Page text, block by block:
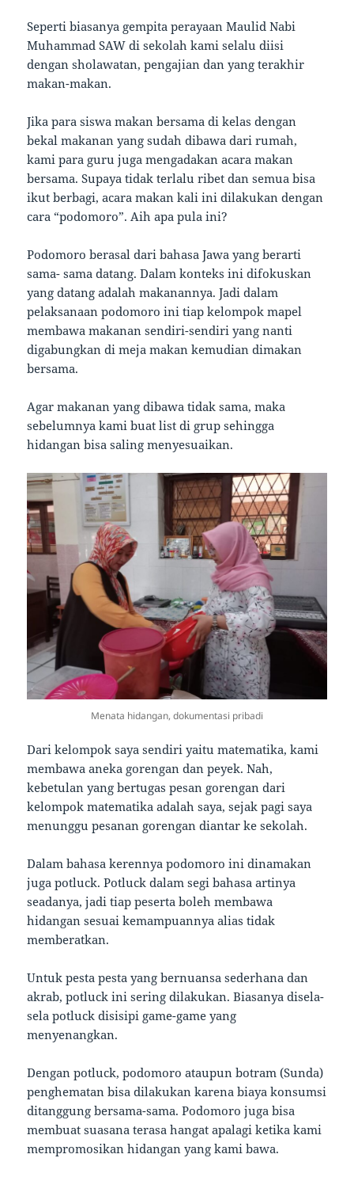
Seperti biasanya gempita perayaan Maulid Nabi
Muhammad SAW di sekolah kami selalu diisi
dengan sholawatan, pengajian dan yang terakhir
makan-makan.
Jika para siswa makan bersama di kelas dengan
bekal makanan yang sudah dibawa dari rumah,
kami para guru juga mengadakan acara makan
bersama. Supaya tidak terlalu ribet dan semua bisa
ikut berbagi, acara makan kali ini dilakukan dengan
cara “podomoro”. Aih apa pula ini?
Podomoro berasal dari bahasa Jawa yang berarti
sama- sama datang. Dalam konteks ini difokuskan
yang datang adalah makanannya. Jadi dalam
pelaksanaan podomoro ini tiap kelompok mapel
membawa makanan sendiri-sendiri yang nanti
digabungkan di meja makan kemudian dimakan
bersama.
Agar makanan yang dibawa tidak sama, maka
sebelumnya kami buat list di grup sehingga
hidangan bisa saling menyesuaikan.
Menata hidangan, dokumentasi pribadi
Dari kelompok saya sendiri yaitu matematika, kami
membawa aneka gorengan dan peyek. Nah,
kebetulan yang bertugas pesan gorengan dari
kelompok matematika adalah saya, sejak pagi saya
menunggu pesanan gorengan diantar ke sekolah.
Dalam bahasa kerennya podomoro ini dinamakan
juga potluck. Potluck dalam segi bahasa artinya
seadanya, jadi tiap peserta boleh membawa
hidangan sesuai kemampuannya alias tidak
memberatkan.
Untuk pesta pesta yang bernuansa sederhana dan
akrab, potluck ini sering dilakukan. Biasanya disela-
sela potluck disisipi game-game yang
menyenangkan.
Dengan potluck, podomoro ataupun botram (Sunda)
penghematan bisa dilakukan karena biaya konsumsi
ditanggung bersama-sama. Podomoro juga bisa
membuat suasana terasa hangat apalagi ketika kami
mempromosikan hidangan yang kami bawa.